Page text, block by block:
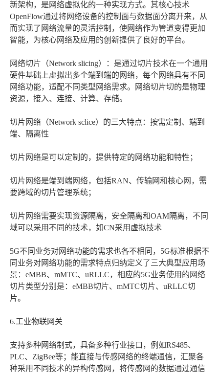
新架构，是网络虚拟化的一种实现方式。其核心技术
OpenFlow通过将网络设备的控制面与数据面分离开来，从
而实现了网络流量的灵活控制，使网络作为管道变得更加
智能，为核心网络及应用的创新提供了良好的平台。
网络切片（Network slicing）：是通过切片技术在一个通用
硬件基础上虚拟出多个端到端的网络，每个网络具有不同
网络功能，适配不同类型网络需求。网络切片切的是物理
资源，接入、连接、计算、存储。
切片网络（Network sclice）的三大特点：按需定制、端到
端、隔离性
切片网络是可以定制的，提供特定的网络功能和特性；
切片网络是端到端网络，包括RAN、传输网和核心网，需
要跨域的切片管理系统；
切片网络需要实现资源隔离，安全隔离和OAM隔离，不同
域可以采用不同的技术，如CN采用虚拟技术
5G不同业务对网络功能的需求也各不相同，5G标准根据不
同业务对网络功能的需求特点归纳定义了三大典型应用场
景：eMBB、mMTC、uRLLC，相应的5G业务使用的网络
切片类型分别是：eMBB切片、mMTC切片、uRLLC切
片。
6.工业物联网关
支持多种网络制式，具备多种行业接口，例如RS485、
PLC、ZigBee等；能直接与传感网络的终端通信，汇聚各
种采用不同技术的异构传感网，将传感网的数据通过通信